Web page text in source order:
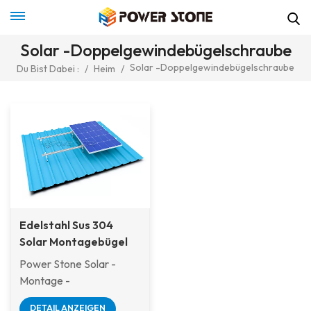
Solar -Doppelgewindebügelschraube
Du Bist Dabei : / Heim / Solar -Doppelgewindebügelschraube
Edelstahl Sus 304
Solar Montagebügel
mit Holzgewinde
Power Stone Solar -
Montage -
Kleiderbügelschrauben
DETAIL ANZEIGEN